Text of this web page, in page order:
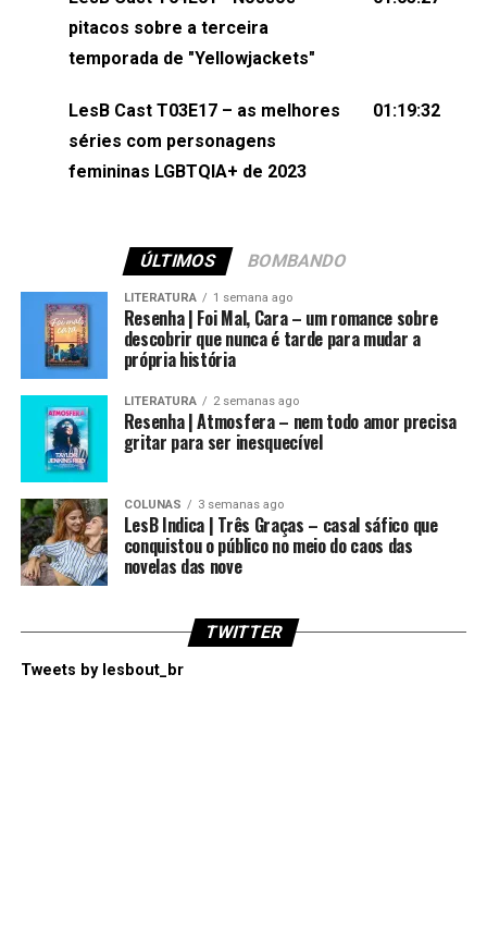
(⁠⁠⁠⁠@brunarfentanes⁠⁠⁠⁠) e Pollyelly FlorêncioEdição de
Naiady Machado
pitacos sobre a terceira
temporada de "Yellowjackets"
LesB Cast T03E17 – as melhores
séries com personagens
femininas LGBTQIA+ de 2023
01:19:32
ÚLTIMOS BOMBANDO
LITERATURA 1 semana ago
Resenha | Foi Mal, Cara – um romance sobre
descobrir que nunca é tarde para mudar a
própria história
LITERATURA 2 semanas ago
Resenha | Atmosfera – nem todo amor precisa
gritar para ser inesquecível
COLUNAS 3 semanas ago
LesB Indica | Três Graças – casal sáfico que
conquistou o público no meio do caos das
novelas das nove
TWITTER
Tweets by lesbout_br